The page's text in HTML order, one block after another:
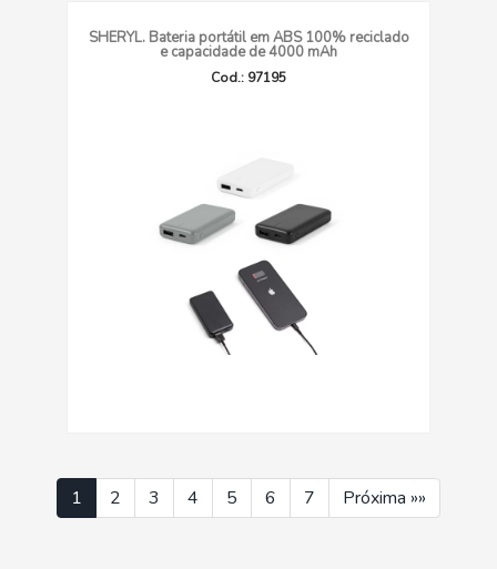
SHERYL. Bateria portátil em ABS 100% reciclado
e capacidade de 4000 mAh
Cod.: 97195
1 2 3 4 5 6 7 Próxima »»